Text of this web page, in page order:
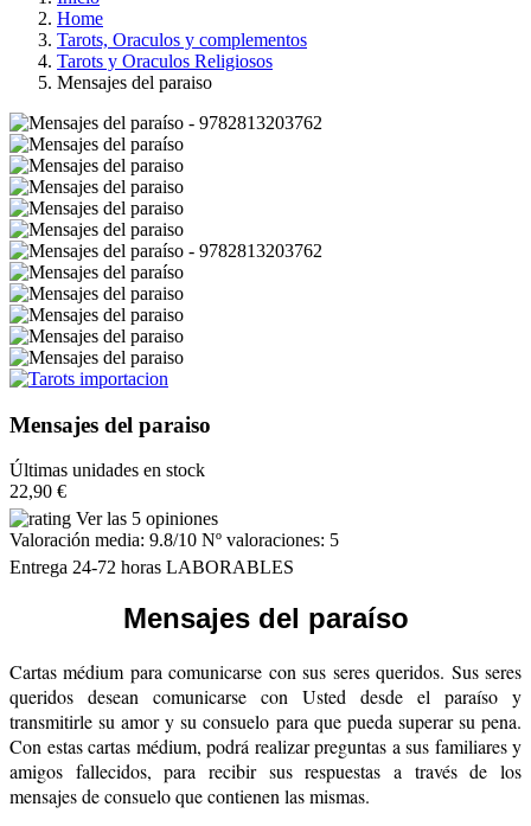
Home
Tarots, Oraculos y complementos
Tarots y Oraculos Religiosos
Mensajes del paraiso
Mensajes del paraiso
Últimas unidades en stock
22,90 €
Ver las 5 opiniones
Valoración media: 9.8/10 Nº valoraciones: 5
Entrega 24-72 horas LABORABLES
Mensajes del paraíso
Cartas médium para comunicarse con sus seres queridos. Sus seres
queridos desean comunicarse con Usted desde el paraíso y
transmitirle su amor y su consuelo para que pueda superar su pena.
Con estas cartas médium, podrá realizar preguntas a sus familiares y
amigos fallecidos, para recibir sus respuestas a través de los
mensajes de consuelo que contienen las mismas.